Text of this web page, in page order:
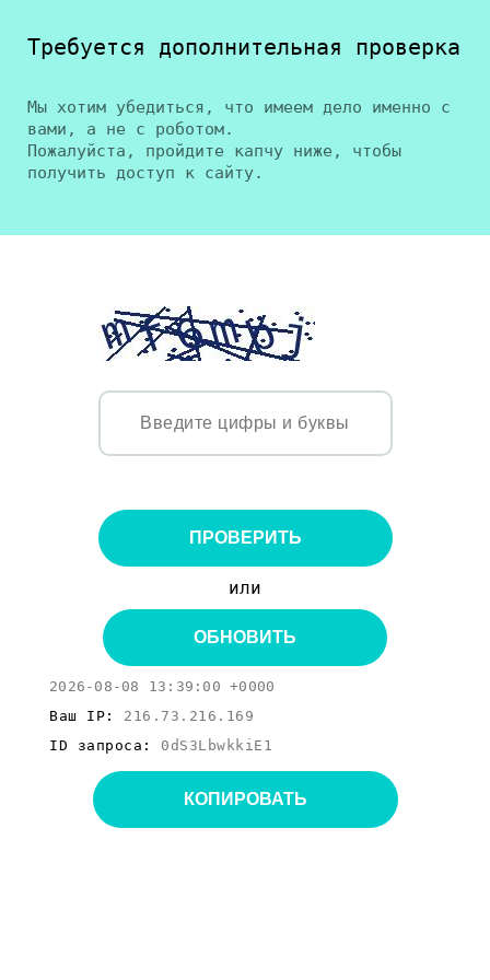
Требуется дополнительная проверка
Мы хотим убедиться, что имеем дело именно с
вами, а не с роботом.
Пожалуйста, пройдите капчу ниже, чтобы
получить доступ к сайту.
ПРОВЕРИТЬ
или
ОБНОВИТЬ
2026-08-08 13:39:00 +0000
Ваш IP: 216.73.216.169
ID запроса: 0dS3LbwkkiE1
КОПИРОВАТЬ